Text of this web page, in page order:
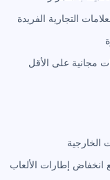
التجارية الفريدة
متغيرة يومياً (10 أصوات مجانية على الأقل